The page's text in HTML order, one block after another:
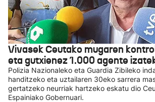
Vivasek Ceutako mugaren
eta gutxienez 1.000 agente
Polizia Nazionaleko eta Guardia Zibileko
handitzeko eta uztailaren 30eko sarrera
gertatzeko neurriak hartzeko eskatu dio
Espainiako Gobernuari.